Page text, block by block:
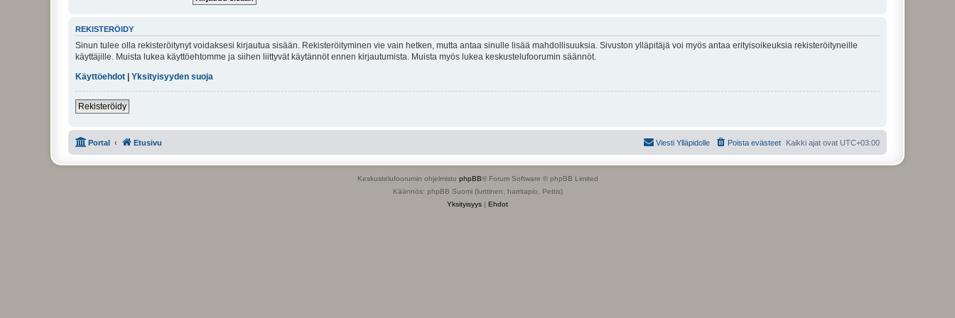
REKISTERÖIDY
Sinun tulee olla rekisteröitynyt voidaksesi kirjautua sisään. Rekisteröityminen vie vain hetken, mutta antaa sinulle lisää mahdollisuuksia. Sivuston ylläpitäjä voi myös antaa erityisoikeuksia rekisteröityneille
käyttäjille. Muista lukea käyttöehtomme ja siihen liittyvät käytännöt ennen kirjautumista. Muista myös lukea keskustelufoorumin säännöt.
Käyttöehdot
Yksityisyyden suoja
Rekisteröidy
Portal Etusivu Kaikki ajat ovat UTC+03:00
Poista evästeet
Viesti Ylläpidolle
Keskustelufoorumin ohjelmisto phpBB® Forum Software © phpBB Limited
Käännös: phpBB Suomi (lurttinen, harritapio, Pettis)
Yksityisyys | Ehdot